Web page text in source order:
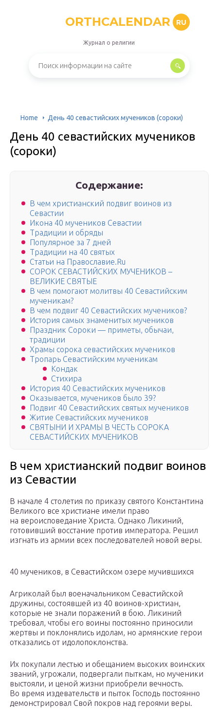
ORTHCALENDAR RU
Журнал о религии
Home День 40 севастийских мучеников (сороки)
День 40 севастийских мучеников
(сороки)
Содержание:
В чем христианский подвиг воинов из
Севастии
Икона 40 мучеников Севастии
Традиции и обряды
Популярное за 7 дней
Традиции на 40 святых
Статьи на Православие.Ru
СОРОК СЕВАСТИЙСКИХ МУЧЕНИКОВ –
ВЕЛИКИЕ СВЯТЫЕ
В чем помогают молитвы 40 Севастийским
мученикам?
В чем подвиг 40 Севастийских мучеников?
История самых знаменитых мучеников
Праздник Сороки — приметы, обычаи,
традиции
Храмы сорока севастийских мучеников
Тропарь Севастийским мученикам
Кондак
Стихира
История 40 Севастийских мучеников
Оказывается, мучеников было 39?
Подвиг 40 Севастийских святых мучеников
Житие Севастийских мучеников
СВЯТЫНИ И ХРАМЫ В ЧЕСТЬ СОРОКА
СЕВАСТИЙСКИХ МУЧЕНИКОВ
В чем христианский подвиг воинов
из Севастии
В начале 4 столетия по приказу святого Константина
Великого все христиане имели право
на вероисповедание Христа. Однако Ликиний,
готовивший восстание против императора. Решил
изгнать из армии всех последователей новой веры.
40 мучеников, в Севастийском озере мучившихся
Агриколай был военачальником Севастийской
дружины, состоявшей из 40 воинов-христиан,
которые не знали поражений в бою. Ликиний
требовал, чтобы его воины постоянно приносили
жертвы и поклонялись идолам, но армянские герои
отказались от идолопоклонства.
Их покупали лестью и обещанием высоких воинских
званий, угрожали, подвергали пыткам, но мученики
выстояли, и ценой жизни приобрели вечность.
Во время издевательств и пыток Господь постоянно
демонстрировал Свой покров над героями веры.